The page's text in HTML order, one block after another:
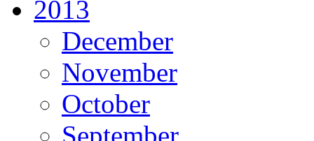
2013
December
November
October